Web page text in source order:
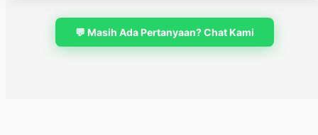
💬 Masih Ada Pertanyaan? Chat Kami